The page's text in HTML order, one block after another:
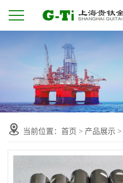
当前位置： 首页 > 产品展示 >